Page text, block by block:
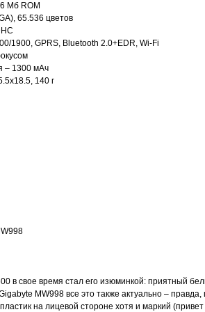
Мб ROM
65.536 цветов
1900, GPRS, Bluetooth 2.0+EDR, Wi-Fi
– 1300 мАч
140 г
в свое время стал его изюминкой: приятный
MW998 все это также актуально –
на лицевой стороне хотя и маркий